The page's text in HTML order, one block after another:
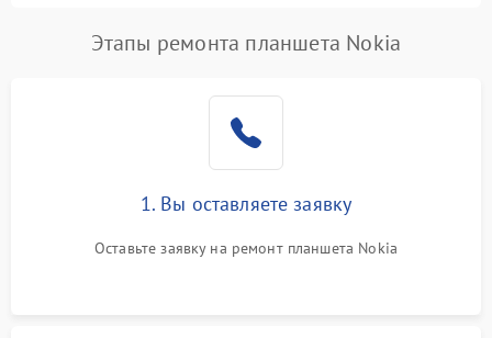
Этапы ремонта планшета Nokia
1. Вы оставляете заявку
Оставьте заявку на ремонт планшета Nokia